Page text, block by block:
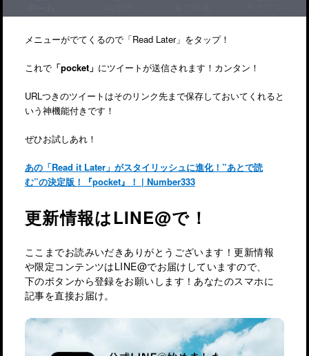
メニューがでてくるので「Read Later」をタップ！
これで「pocket」 にツイートが送信されます！カンタン！
URLつきのツイートはそのリンク先まで保存しておいてくれると
いう神機能付きです！
ぜひお試しあれ！
あの「Read it Later」がスタイリッシュに進化！”あとで読
む”の決定版！『pocket』！ | Number333
更新情報はLINE@で！
ここまでお読みいだきありがとうございます！更新情報
や限定コンテンツはLINE@でお届けしていますので、
下のボタンから登録をお願いします！あなたのスマホに
記事を直接お届け。